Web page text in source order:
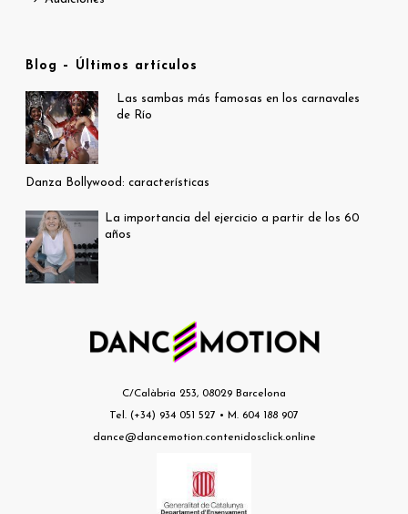
Blog – Últimos artículos
Las sambas más famosas en los carnavales
de Río
Danza Bollywood: características
La importancia del ejercicio a partir de los 60
años
C/Calàbria 253, 08029 Barcelona
Tel. (+34) 934 051 527 • M. 604 188 907
dance@dancemotion.contenidosclick.online